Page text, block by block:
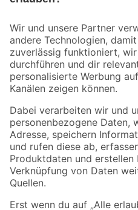
Der toom Newsletter: Keine Angebote
Zur Newsletter Anmeldung
Folge uns
Zahlungsarten
Sicher einkaufen